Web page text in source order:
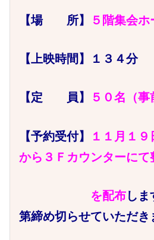
【場 所】 ５階集会
【上映時間】１３４分
【定 員】 ５０名（事
【予約受付】
１１月１
から３Ｆカウンターにて
を配布し
第締め切らせていただき